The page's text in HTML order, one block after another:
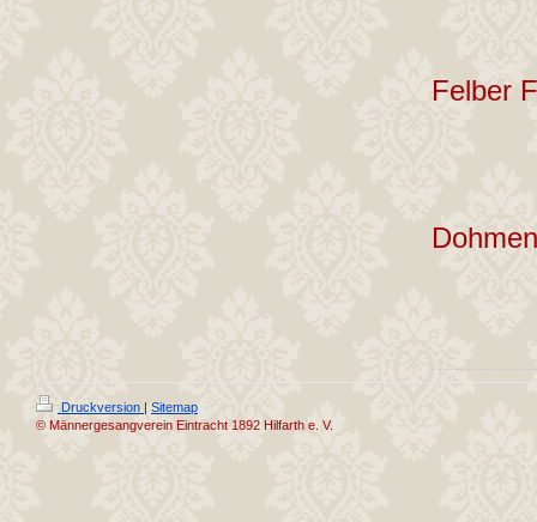
Felber
Druckversion | Sitemap
© Männergesangverein Eintracht 1892 Hilfarth e. V.